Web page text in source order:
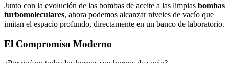
Junto con la evolución de las bombas de aceite a las limpias bombas
turbomoleculares, ahora podemos alcanzar niveles de vacío que
imitan el espacio profundo, directamente en un banco de laboratorio.
El Compromiso Moderno